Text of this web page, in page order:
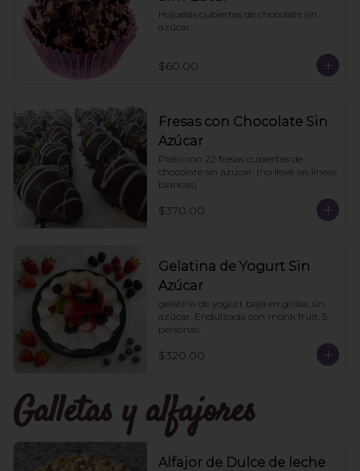
Hojuelas cubiertas de chocolate sin
azúcar.
$60.00
Fresas con Chocolate Sin
Azúcar
Plato con 22 fresas cubiertas de
chocolate sin azúcar. (no lleva las líneas
blancas)
$370.00
Gelatina de Yogurt Sin
Azúcar
gelatina de yogurt baja en grasa, sin
azúcar. Endulzada con monk fruit. 5
personas.
$320.00
Galletas y alfajores
Alfajor de Dulce de leche